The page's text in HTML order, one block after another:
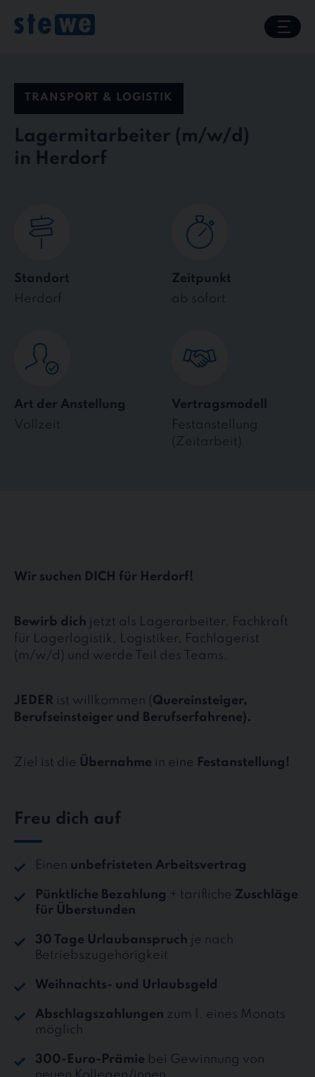
content
TRANSPORT & LOGISTIK
Lagermitarbeiter
in Herdorf
Standort
Herdorf
Zeitpunkt
ab sofort
Art der Anstellung
Vollzeit
Vertragsmodell
Festanstellung
(Zeitarbeit)
Wir suchen DICH für Herdorf!
Bewirb dich jetzt als Lagerarbeiter, Fachkraft
für Lagerlogistik, Logistiker, Fachlagerist
(m/w/d) und werde Teil des Teams.
JEDER ist willkommen (Quereinsteiger,
Berufseinsteiger und Berufserfahrene).
Ziel ist die Übernahme in eine Festanstellung!
Freu dich auf
Einen unbefristeten Arbeitsvertrag
Pünktliche Bezahlung + tarifliche Zuschläge
für Überstunden
30 Tage Urlaubanspruch je nach
Betriebszugehörigkeit
Weihnachts- und Urlaubsgeld
Abschlagszahlungen zum 1. eines Monats
möglich
300-Euro-Prämie bei Gewinnung von